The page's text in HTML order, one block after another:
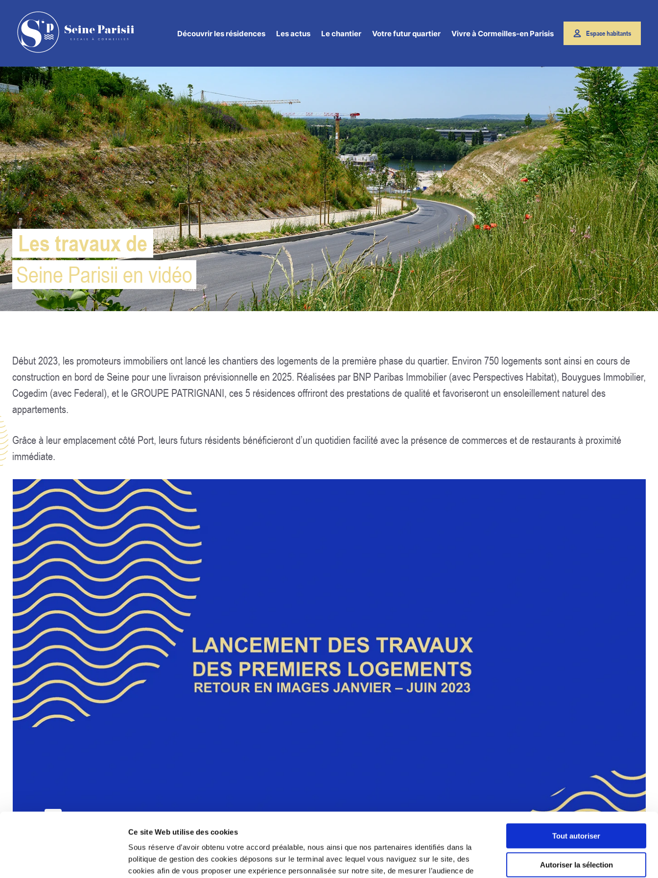
Ce site Web utilise des cookies
Sous réserve d’avoir obtenu votre accord préalable, nous ainsi que nos partenaires identifiés dans la
politique de gestion des cookies déposons sur le terminal avec lequel vous naviguez sur le site, des
cookies afin de vous proposer une expérience personnalisée sur notre site, de mesurer l’audience de
Tout autoriser
Autoriser la sélection
Découvrirles résidences Les actus Le chantier Votre futur quartier Vivre à Cormeilles-en Parisis Espace habitants
Les travaux de
Seine Parisii en vidéo
Début 2023, les promoteurs immobiliers ont lancé les chantiers des logements de la première phase du quartier. Environ 750 logements sont ainsi en cours de
construction en bord de Seine pour une livraison prévisionnelle en 2025. Réalisées par BNP Paribas Immobilier (avec Perspectives Habitat), Bouygues Immobilier,
Cogedim (avec Federal), et le GROUPE PATRIGNANI, ces 5 résidences offriront des prestations de qualité et favoriseront un ensoleillement naturel des
appartements.
Grâce à leur emplacement côté Port, leurs futurs résidents bénéficieront d’un quotidien facilité avec la présence de commerces et de restaurants à proximité
immédiate.
UN QUARTIER PORTÉ PAR